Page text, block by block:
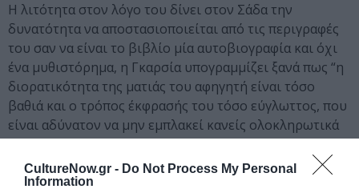
CultureNow.gr - Do Not Process My Personal
Information
Η λιτότητα στον λόγο του δίνει στον Σάδα την
δυνατότητα να αποστασιοποιείται από τις περιγραφές
του σαν να είναι το βιβλίο μία αυτοβιογραφία και όχι
ένα μυθιστόρημα, η Γκαρσία υπογραμμίζει ξανά πως “η
διορατικότητα της ματιάς του αφηγητή είναι τόσο
βαθιά και ο τρόπος έκφρασής του τόσο εύγλωττος, που
είναι αδύνατον να μην εμπλακεί κανείς ολοκληρωτικά
σε αυτήν την ιστορία όπου η θέληση να γίνουν μία
υπερισχύει κόντρα στις αποπλανήσεις της
εξατομίκευσης και της ομαλότητας”. Το κύριο θέμα που